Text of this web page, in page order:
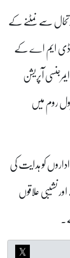
سے نمٹنے کے
ڈی ایم اے کے
آپریشن
روم میں
واسا اور دیگر اداروں کو ہدایت کی
نشیبی علاقوں